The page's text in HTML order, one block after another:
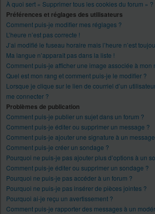
À quoi sert « Supprimer tous les cookies du forum » ?
Préférences et réglages des utilisateurs
Comment puis-je modifier mes réglages ?
L’heure n’est pas correcte !
J’ai modifié le fuseau horaire mais l’heure n’est
Ma langue n’apparaît pas dans la liste !
Comment puis-je afficher une image associée à mon
Quel est mon rang et comment puis-je le modifier ?
Lorsque je clique sur le lien de courriel d’un
me connecter ?
Problèmes de publication
Comment puis-je publier un sujet dans un forum ?
Comment puis-je éditer ou supprimer un message ?
Comment puis-je ajouter une signature à un
Comment puis-je créer un sondage ?
Pourquoi ne puis-je pas ajouter plus d’options à un
Comment puis-je éditer ou supprimer un sondage ?
Pourquoi ne puis-je pas accéder à un forum ?
Pourquoi ne puis-je pas insérer de pièces jointes ?
Pourquoi ai-je reçu un avertissement ?
Comment puis-je rapporter des messages à un